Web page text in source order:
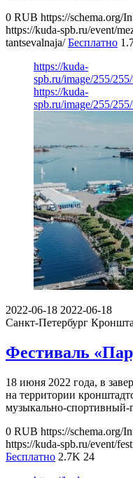
0 RUB https://schema.org/
https://kuda-spb.ru/event/
tantsevalnaja/ Бесплатно
https://kuda-
spb.ru/image/255/
https://kuda-
spb.ru/image/255/
2022-06-18 2022-06-18
Санкт-Петербург
Фестиваль
18 июня 2022 года, в
на территории
музыкально-
0 RUB https://schema.org/
https://kuda-spb.ru/event/
Бесплатно 2.7K 24